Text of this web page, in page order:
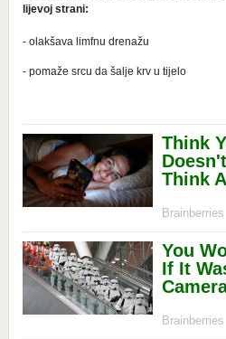
lijevoj strani:
- olakšava limfnu drenažu
- pomaže srcu da šalje krv u tijelo